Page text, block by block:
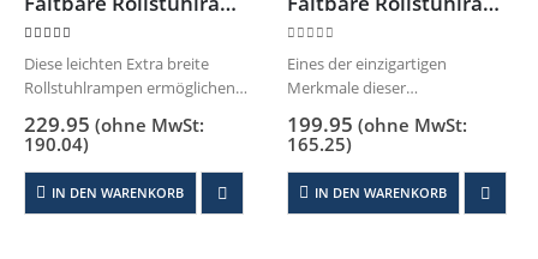
Diese leichten Extra breite
Rollstuhlrampen ermöglichen
jede Schwelle oder Höhe und
sind in verschiedenen Längen
bis zu 180 cm erhältlich. Da sich
229.95 (ohne MwSt:
190.04)
IN DEN WARENKORB
Eines der einzigartigen
Merkmale dieser
der Oberfläche völlig
scharnierfrei ist, was bedeutet,
dass Scharniere nicht im Weg
199.95 (ohne MwSt:
165.25)
IN DEN WARENKORB